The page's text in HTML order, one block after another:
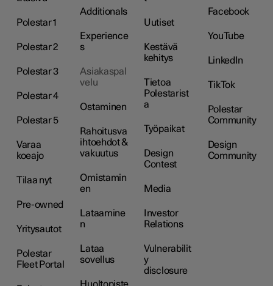
Polestar 1
Polestar 2
Polestar 3
Polestar 4
Polestar 5
Varaa
koeajo
Tilaa nyt
Pre-owned
Yritysautot
Polestar
Fleet Portal
Additionals
Experience
s
Asiakaspal
velu
Ostaminen
Rahoitusva
ihtoehdot &
vakuutus
Omistamin
en
Lataamine
n
Lataa
sovellus
Uutiset
Kestävä
kehitys
Tietoa
Polestarist
a
Työpaikat
Design
Contest
Media
Investor
Relations
Vulnerabilit
y
disclosure
Facebook
YouTube
LinkedIn
TikTok
Polestar
Community
Design
Community